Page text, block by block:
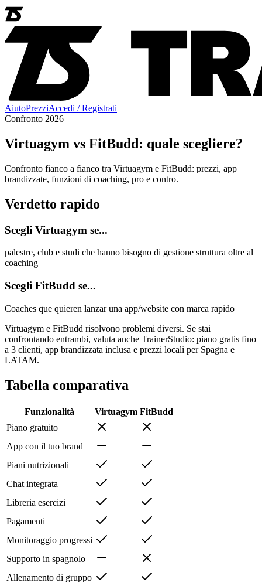
AiutoPrezziAccedi / Registrati
Confronto 2026
Virtuagym vs FitBudd: quale scegliere?
Confronto fianco a fianco tra Virtuagym e FitBudd: prezzi, app
brandizzate, funzioni di coaching, pro e contro.
Verdetto rapido
Scegli Virtuagym se...
palestre, club e studi che hanno bisogno di gestione struttura oltre al
coaching
Scegli FitBudd se...
Coaches que quieren lanzar una app/website con marca rapido
Virtuagym e FitBudd risolvono problemi diversi. Se stai
confrontando entrambi, valuta anche TrainerStudio: piano gratis fino
a 3 clienti, app brandizzata inclusa e prezzi locali per Spagna e
LATAM.
Tabella comparativa
Funzionalità Virtuagym FitBudd
Piano gratuito
App con il tuo brand
Piani nutrizionali
Chat integrata
Libreria esercizi
Pagamenti
Monitoraggio progressi
Supporto in spagnolo
Allenamento di gruppo